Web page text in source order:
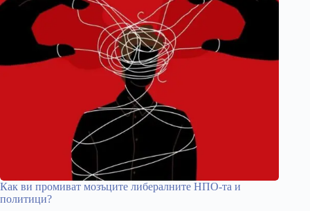
Как ви промиват мозъците либералните НПО-та и
политици?